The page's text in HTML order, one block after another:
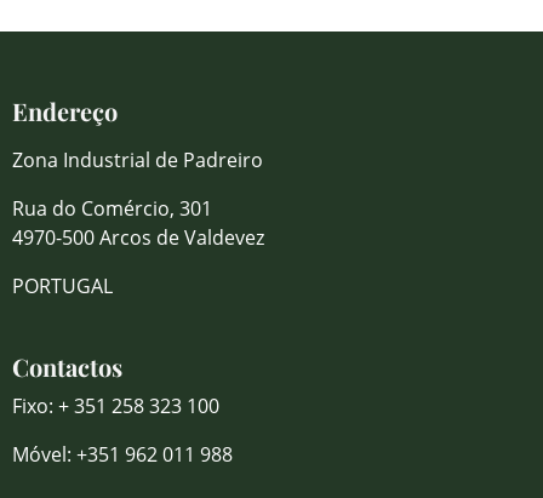
Endereço
Zona Industrial de Padreiro
Rua do Comércio, 301
4970-500 Arcos de Valdevez
PORTUGAL
Contactos
Fixo: + 351 258 323 100
Móvel: +351 962 011 988